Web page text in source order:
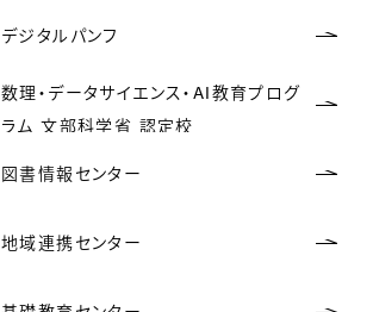
デジタルパンフ
数理・データサイエンス・AI教育プログ
ラム 文部科学省 認定校
図書情報センター
地域連携センター